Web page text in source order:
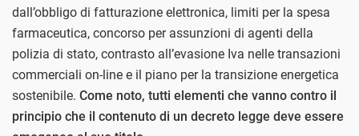
dall’obbligo di fatturazione elettronica, limiti per la spesa
farmaceutica, concorso per assunzioni di agenti della
polizia di stato, contrasto all’evasione Iva nelle transazioni
commerciali on-line e il piano per la transizione energetica
sostenibile. Come noto, tutti elementi che vanno contro il
principio che il contenuto di un decreto legge deve essere